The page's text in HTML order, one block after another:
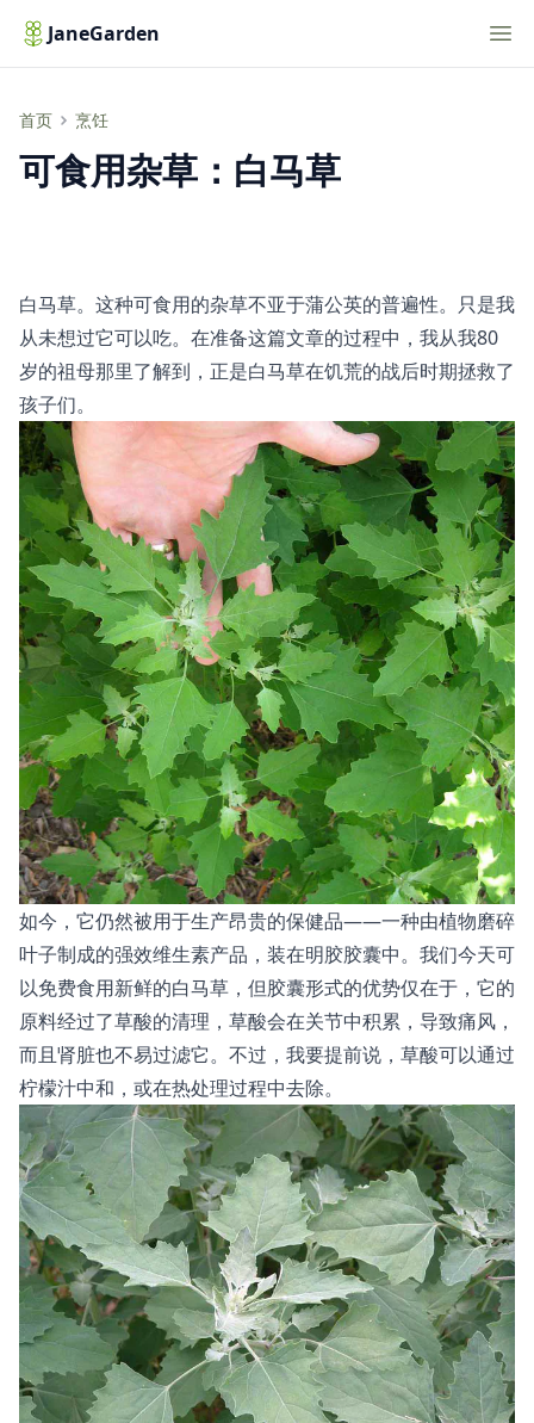
JaneGarden
首页 烹饪
可食用杂草：白马草
可食用杂草：白马草
白马草。这种可食用的杂草不亚于蒲公英的普遍性。只是我
从未想过它可以吃。在准备这篇文章的过程中，我从我80
岁的祖母那里了解到，正是白马草在饥荒的战后时期拯救了
孩子们。
如今，它仍然被用于生产昂贵的保健品——一种由植物磨碎
叶子制成的强效维生素产品，装在明胶胶囊中。我们今天可
以免费食用新鲜的白马草，但胶囊形式的优势仅在于，它的
原料经过了草酸的清理，草酸会在关节中积累，导致痛风，
而且肾脏也不易过滤它。不过，我要提前说，草酸可以通过
柠檬汁中和，或在热处理过程中去除。